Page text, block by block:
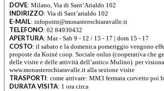
DOVE: Milano, Via di Sant’Arialdo 102
INDIRIZZO: Via di Sant’arialdo 102
E-MAIL: infopoint@monasterochiaravalle.it
TELEFONO: 02 84930432
APERTURA: Mar - Sab 9 - 12 / 15 - 17 | dom 15 - 17
COSTO: il sabato e la domenica pomeriggio vengono
proposte da Koinè coop. Sociale onlus (cooperativa che
delle visite e delle attività dell’antico Mulino). per
www.monasterochiaravalle.it alla sezione visite
TRASPORTI: come arrivare: MM3 fermata corvetto poi
DURATA VISITA: 1 ora circa